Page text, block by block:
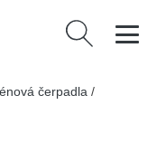
Vyhledávání
čerpadla /